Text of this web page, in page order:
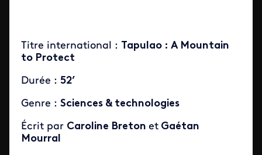
Titre international : Tapulao : A Mountain
to Protect
Durée : 52’
Genre : Sciences & technologies
Écrit par Caroline Breton et Gaétan
Mourral